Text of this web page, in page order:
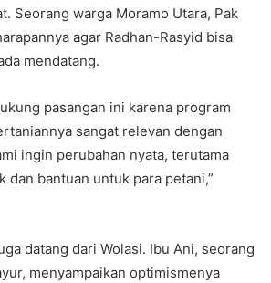
Seorang warga Moramo Utara, Pak
agar Radhan-Rasyid bisa
mendatang.
pasangan ini karena program
sangat relevan dengan
ingin perubahan nyata, terutama
dan bantuan untuk para petani,”
datang dari Wolasi. Ibu Ani, seorang
menyampaikan optimismenya